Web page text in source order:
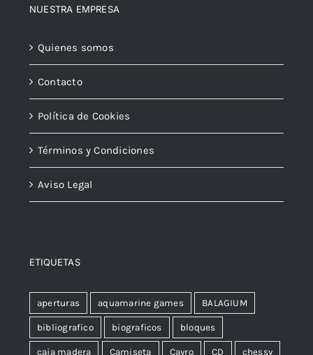
NUESTRA EMPRESA
Quienes somos
Contacto
Política de Cookies
Términos y Condiciones
Aviso Legal
ETIQUETAS
aperturas aquamarine games BALAGIUM
bibliografico biograficos bloques
caja madera Camiseta Cayro CD chessy